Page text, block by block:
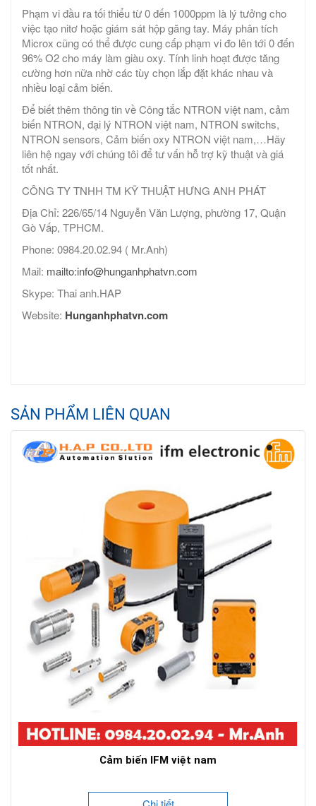
Phạm vi đầu ra tối thiểu từ 0 đến 1000ppm là lý tưởng cho
việc tạo nitơ hoặc giám sát hộp găng tay. Máy phân tích
Microx cũng có thể được cung cấp phạm vi đo lên tới 0 đến
96% O2 cho máy làm giàu oxy. Tính linh hoạt được tăng
cường hơn nữa nhờ các tùy chọn lắp đặt khác nhau và
nhiều loại cảm biến.
Để biết thêm thông tin về Công tắc NTRON việt nam, cảm
biến NTRON, đại lý NTRON việt nam, NTRON switchs,
NTRON sensors, Cảm biến oxy NTRON việt nam,…Hãy
liên hệ ngay với chúng tôi để tư vấn hỗ trợ kỹ thuật và giá
tốt nhất.
CÔNG TY TNHH TM KỸ THUẬT HƯNG ANH PHÁT
Địa Chỉ: 226/65/14 Nguyễn Văn Lượng, phường 17, Quận
Gò Vấp, TPHCM.
Phone: 0984.20.02.94 ( Mr.Anh)
Mail: mailto:info@hunganhphatvn.com
Skype: Thai anh.HAP
Website: Hunganhphatvn.com
SẢN PHẨM LIÊN QUAN
Cảm biến IFM việt nam